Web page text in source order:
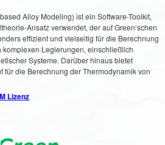
Alloy Modeling) ist ein Software-Toolkit,
Ansatz verwendet, der auf Green‘schen
effizient und vielseitig für die Berechnung
Legierungen, einschließlich
Systeme. Darüber hinaus bietet
für die Berechnung der Thermodynamik von
Lizenz